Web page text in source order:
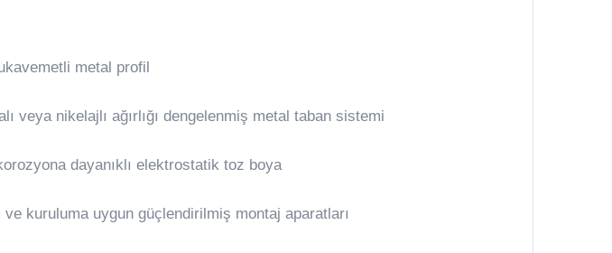
metal profil
veya nikelajlı ağırlığı dengelenmiş metal taban sistemi
dayanıklı elektrostatik toz boya
kuruluma uygun güçlendirilmiş montaj aparatları